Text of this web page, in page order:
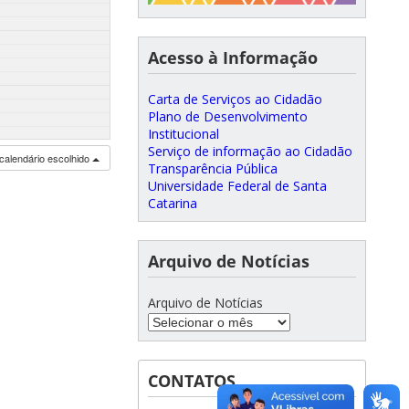
escolhido
Acesso à Informação
Carta de Serviços ao Cidadão
Plano de Desenvolvimento
Institucional
Serviço de informação ao Cidadão
Transparência Pública
Universidade Federal de Santa
Catarina
Arquivo de Notícias
Arquivo de Notícias
CONTATOS